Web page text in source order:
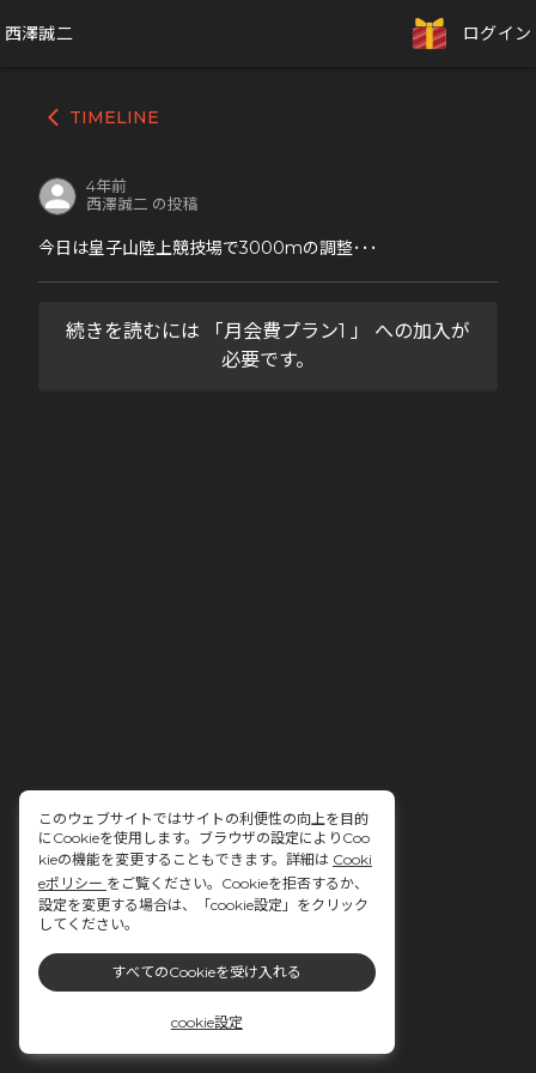
西澤誠二 ログイン
arrow_back_ios TIMELINE
4年前
西澤誠二 の投稿
今日は皇子山陸上競技場で3000mの調整･･･
続きを読むには 「月会費プラン1 」 への加入が
必要です。
このウェブサイトではサイトの利便性の向上を目的
にCookieを使用します。ブラウザの設定によりCoo
kieの機能を変更することもできます。詳細は Cooki
eポリシー をご覧ください。Cookieを拒否するか、
設定を変更する場合は、「cookie設定」をクリック
してください。
すべてのCookieを受け入れる
cookie設定